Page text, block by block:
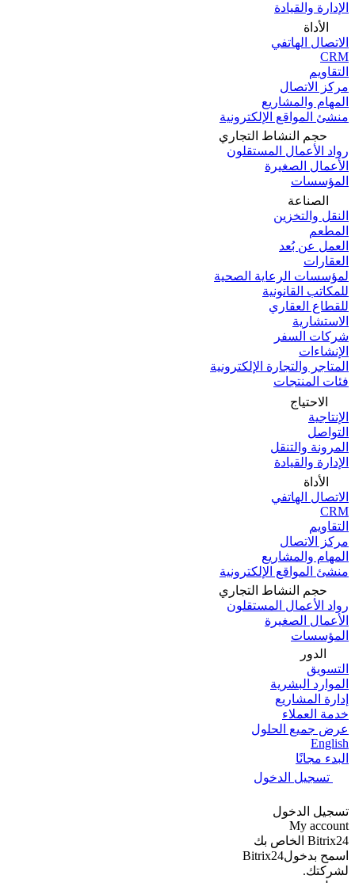
الإدارة والقيادة
الأداة
الاتصال الهاتفي
CRM
التقاويم
مركز الاتصال
المهام والمشاريع
منشئ المواقع الإلكترونية
حجم النشاط التجاري
رواد الأعمال المستقلون
الأعمال الصغيرة
المؤسسات
الصناعة
النقل والتخزين
المطعم
العمل عن بُعد
العقارات
لمؤسسات الرعاية الصحية
للمكاتب القانونية
للقطاع العقاري
الاستشارية
شركات السفر
الإنشاءات
المتاجر والتجارة الإلكترونية
فئات المنتجات
الاحتياج
الإنتاجية
التواصل
المرونة والتنقل
الإدارة والقيادة
الأداة
الاتصال الهاتفي
CRM
التقاويم
مركز الاتصال
المهام والمشاريع
منشئ المواقع الإلكترونية
حجم النشاط التجاري
رواد الأعمال المستقلون
الأعمال الصغيرة
المؤسسات
الدور
التسويق
الموارد البشرية
إدارة المشاريع
خدمة العملاء
عرض جميع الحلول
English
البدء مجانًا
تسجيل الدخول
تسجيل الدخول
My account
Bitrix24 الخاص بك
اسمح بدخولBitrix24
لشركتك.